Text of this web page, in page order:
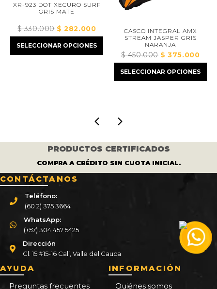
XR-923 DOT XECURO SURF
GRIS MATE
$330.000El
precio
original
$282.000El
precio
actual
$ 282.000.
SELECCIONAR OPCIONES
CASCO INTEGRAL AMX
STREAM JASPER GRIS
NARANJA
$450.000El
precio
original
$375.000El
precio
actual
SELECCIONAR OPCIONES
PRODUCTOS CERTIFICADOS
COMPRA A CRÉDITO SIN CUOTA INICIAL.
CONTÁCTANOS
Teléfono:
(60 2) 375 3664
WhatsApp:
(+57) 304 457 5425
Dirección
Cl. 15 #15-16 Cali, Valle del Cauca
AYUDA
Preguntas frecuentes
INFORMACIÓN
Quiénes somos